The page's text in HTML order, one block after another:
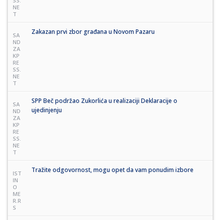
NE
T
SA
ND
ZA
KP
RE
SS.
NE
T
Zakazan prvi zbor građana u Novom Pazaru
SA
ND
ZA
KP
RE
SS.
NE
T
SPP Beč podržao Zukorlića u realizaciji Deklaracije o
ujedinjenju
IST
IN
O
ME
R.R
S
Tražite odgovornost, mogu opet da vam ponudim izbore